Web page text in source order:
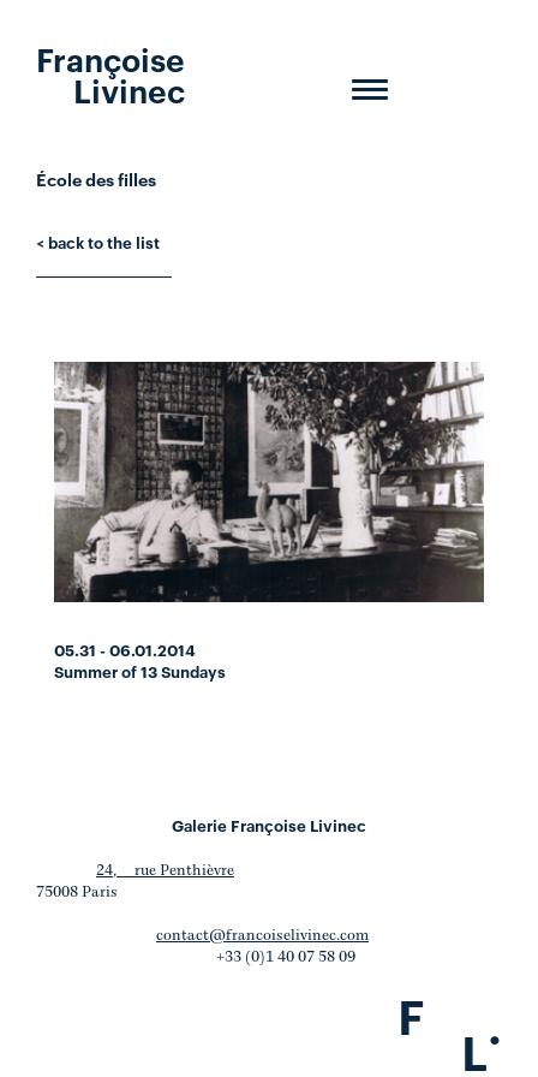
Toggle
Françoise
Livinec
École des filles
< back to the list
05.31 - 06.01.2014
Summer of 13 Sundays
Galerie Françoise Livinec
24, rue Penthièvre
75008 Paris
contact@francoiselivinec.com
+33 (0)1 40 07 58 09
F
L.